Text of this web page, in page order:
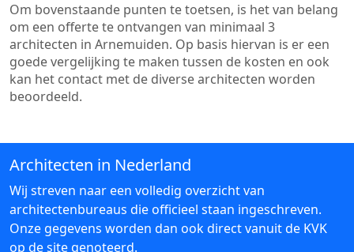
Om bovenstaande punten te toetsen, is het van belang
om een offerte te ontvangen van minimaal 3
architecten in Arnemuiden. Op basis hiervan is er een
goede vergelijking te maken tussen de kosten en ook
kan het contact met de diverse architecten worden
beoordeeld.
Architecten in Nederland
Wij streven naar een volledig overzicht van
architectenbureaus die officieel staan ingeschreven.
Onze gegevens worden dan ook direct vanuit de KVK
op de site genoteerd.